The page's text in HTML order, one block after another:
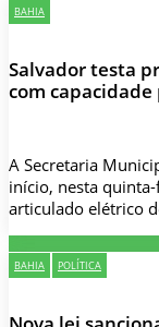
BAHIA
Salvador testa
com capacidade
A Secretaria
início, nesta
articulado elétrico
BAHIA POLÍTICA